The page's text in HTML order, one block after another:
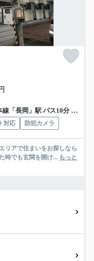
岡」駅 バス10分 「中沢三叉路」 停歩5分
対応 防犯カメラ
リアで住まいをお探しなら
時でも玄関を開け... もっと